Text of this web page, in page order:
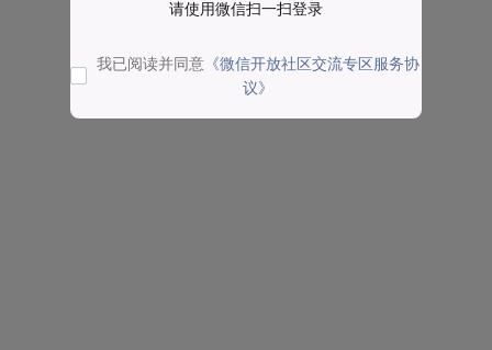
请使用微信扫一扫登录
我已阅读并同意 《微信开放社区交流专区服务协
议》